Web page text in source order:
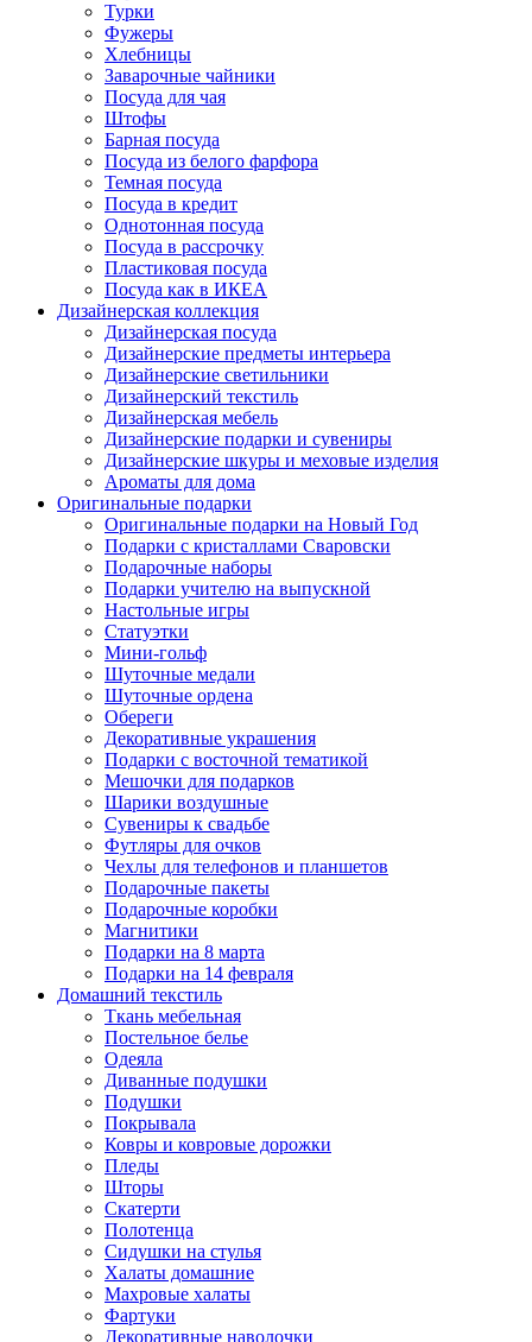
Турки
Фужеры
Хлебницы
Заварочные чайники
Посуда для чая
Штофы
Барная посуда
Посуда из белого фарфора
Темная посуда
Посуда в кредит
Однотонная посуда
Посуда в рассрочку
Пластиковая посуда
Посуда как в ИКЕА
Дизайнерская коллекция
Дизайнерская посуда
Дизайнерские предметы интерьера
Дизайнерские светильники
Дизайнерский текстиль
Дизайнерская мебель
Дизайнерские подарки и сувениры
Дизайнерские шкуры и меховые изделия
Ароматы для дома
Оригинальные подарки
Оригинальные подарки на Новый Год
Подарки с кристаллами Сваровски
Подарочные наборы
Подарки учителю на выпускной
Настольные игры
Статуэтки
Мини-гольф
Шуточные медали
Шуточные ордена
Обереги
Декоративные украшения
Подарки с восточной тематикой
Мешочки для подарков
Шарики воздушные
Сувениры к свадьбе
Футляры для очков
Чехлы для телефонов и планшетов
Подарочные пакеты
Подарочные коробки
Магнитики
Подарки на 8 марта
Подарки на 14 февраля
Домашний текстиль
Ткань мебельная
Постельное белье
Одеяла
Диванные подушки
Подушки
Покрывала
Ковры и ковровые дорожки
Пледы
Шторы
Скатерти
Полотенца
Сидушки на стулья
Халаты домашние
Махровые халаты
Фартуки
Декоративные наволочки